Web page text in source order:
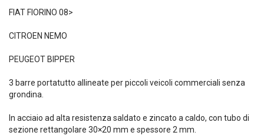
FIAT FIORINO 08>
CITROEN NEMO
PEUGEOT BIPPER
3 barre portatutto allineate per piccoli veicoli commerciali senza
grondina.
In acciaio ad alta resistenza saldato e zincato a caldo, con tubo di
sezione rettangolare 30×20 mm e spessore 2 mm.